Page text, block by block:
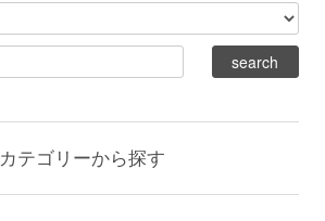
カテゴリーから探す